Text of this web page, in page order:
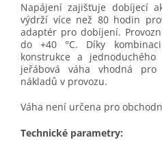
Napájení zajišťuje dobíjecí
výdrží více než 80 hodin
adaptér pro dobíjení.
do +40 °C. Díky
konstrukce a
jeřábová váha vhodná
nákladů v provozu.
Váha není určena pro
Technické parametry: